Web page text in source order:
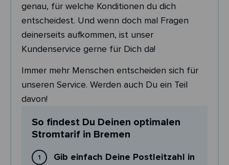
genau, für welche Konditionen du dich
entscheidest. Und wenn doch mal Fragen
deinerseits aufkommen, ist unser
Kundenservice gerne für Dich da!
Immer mehr Menschen entscheiden sich für
unseren Service. Werden auch Du ein Teil
davon!
So findest Du Deinen optimalen
Stromtarif in Bremen
Gib einfach Deine Postleitzahl in